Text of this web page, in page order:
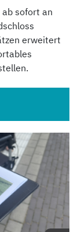
sofort an
erweitert